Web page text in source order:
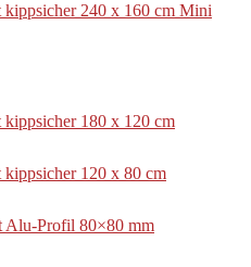
240 x 160 cm Mini
180 x 120 cm
120 x 80 cm
Alu-Profil 80×80 mm